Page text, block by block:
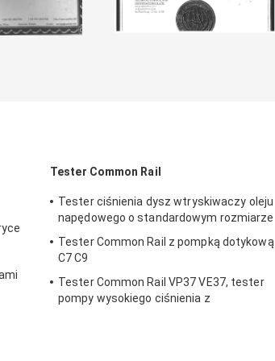
Tester Common Rail
Tester ciśnienia dysz wtryskiwaczy oleju
napędowego o standardowym rozmiarze
Tester Common Rail z pompką dotykową
C7 C9
Tester Common Rail VP37 VE37, tester
pompy wysokiego ciśnienia z